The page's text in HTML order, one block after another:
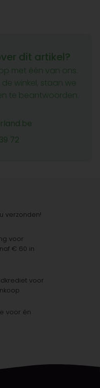
dit artikel?
met één van ons.
winkel, staan we
te beantwoorden.
72
verzonden!
voor
€ 60 in
voor
voor én